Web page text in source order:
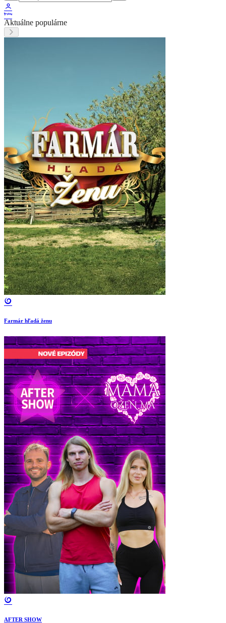
Aktuálne populárne
Farmár hľadá ženu
AFTER SHOW